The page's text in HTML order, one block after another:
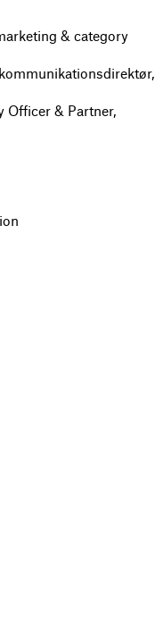
& category
Officer & Partner,